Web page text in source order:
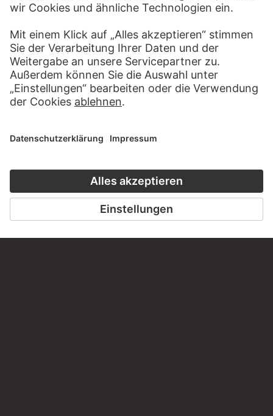
CARL THEODOR
REIFFENSTEIN
Zwerggalerie, Blattwerk- und
Rollenfries in St. Peter in
Bacharach